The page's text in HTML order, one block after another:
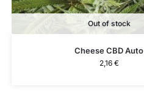
Out of stock
Cheese CBD Auto
2,16 €